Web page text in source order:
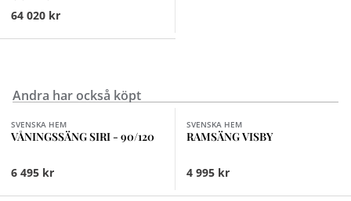
64 020 kr
Andra har också köpt
Finns i fler val (2)
SVENSKA HEM
VÅNINGSSÄNG SIRI - 90/120
6 495 kr
SVENSKA HEM
RAMSÄNG VISBY
4 995 kr